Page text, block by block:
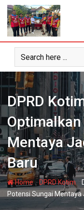
Skip
content
DPRD
Mentaya
Baru
Home-DPRD Kotim
Potensi Sungai Mentaya